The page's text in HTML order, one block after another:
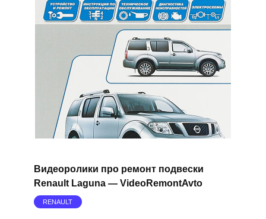
Видеоролики про ремонт подвески
Renault Laguna — VideoRemontAvto
RENAULT